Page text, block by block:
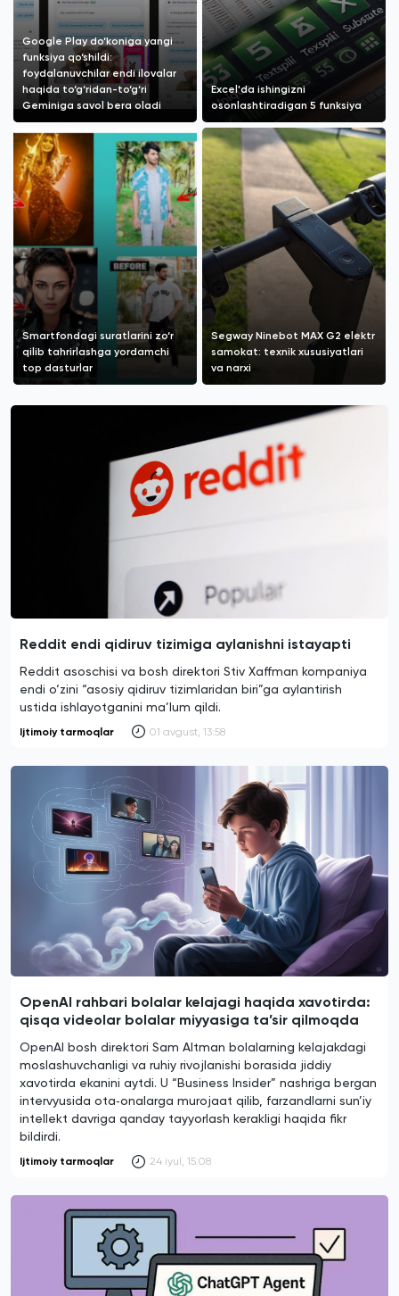
Google Play do‘koniga yangi
funksiya qo‘shildi:
foydalanuvchilar endi ilovalar
haqida to‘g‘ridan-to‘g‘ri
Geminiga savol bera oladi
Excel'da ishingizni
osonlashtiradigan 5 funksiya
Smartfondagi suratlarini zo‘r
qilib tahrirlashga yordamchi
top dasturlar
Segway Ninebot MAX G2 elektr
samokat: texnik xususiyatlari
va narxi
Reddit endi qidiruv tizimiga aylanishni istayapti
Reddit asoschisi va bosh direktori Stiv Xaffman kompaniya
endi o‘zini “asosiy qidiruv tizimlaridan biri”ga aylantirish
ustida ishlayotganini ma’lum qildi.
Ijtimoiy tarmoqlar 01 avgust, 13:58
OpenAI rahbari bolalar kelajagi haqida xavotirda:
qisqa videolar bolalar miyyasiga ta’sir qilmoqda
OpenAI bosh direktori Sam Altman bolalarning kelajakdagi
moslashuvchanligi va ruhiy rivojlanishi borasida jiddiy
xavotirda ekanini aytdi. U “Business Insider” nashriga bergan
intervyusida ota‑onalarga murojaat qilib, farzandlarni sun’iy
intellekt davriga qanday tayyorlash kerakligi haqida fikr
bildirdi.
Ijtimoiy tarmoqlar 24 iyul, 15:08